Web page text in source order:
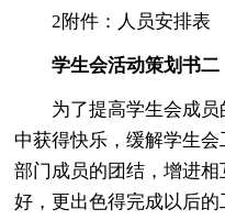
2附件：人员安排表
学生会活动策划书二
为了提高学生会成员
中获得快乐，缓解学生
部门成员的团结，增进
好，更出色得完成以后